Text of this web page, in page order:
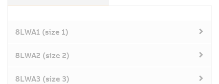
8LWA1 (size 1)
8LWA2 (size 2)
8LWA3 (size 3)